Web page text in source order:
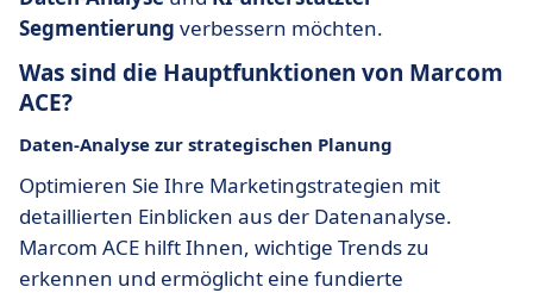
Segmentierung verbessern möchten.
Was sind die Hauptfunktionen von Marcom
ACE?
Daten-Analyse zur strategischen Planung
Optimieren Sie Ihre Marketingstrategien mit
detaillierten Einblicken aus der Datenanalyse.
Marcom ACE hilft Ihnen, wichtige Trends zu
erkennen und ermöglicht eine fundierte